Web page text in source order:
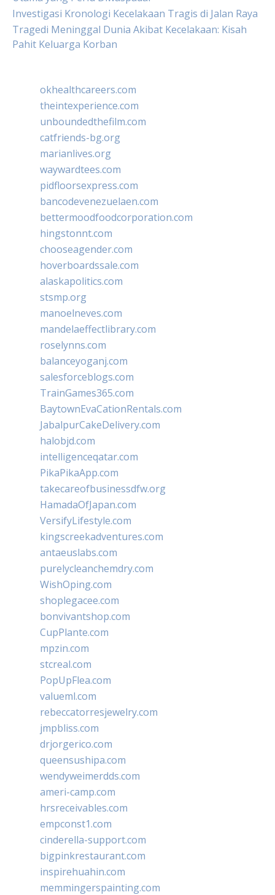
Investigasi Kronologi Kecelakaan Tragis di Jalan Raya
Tragedi Meninggal Dunia Akibat Kecelakaan: Kisah
Pahit Keluarga Korban
okhealthcareers.com
theintexperience.com
unboundedthefilm.com
catfriends-bg.org
marianlives.org
waywardtees.com
pidfloorsexpress.com
bancodevenezuelaen.com
bettermoodfoodcorporation.com
hingstonnt.com
chooseagender.com
hoverboardssale.com
alaskapolitics.com
stsmp.org
manoelneves.com
mandelaeffectlibrary.com
roselynns.com
balanceyoganj.com
salesforceblogs.com
TrainGames365.com
BaytownEvaCationRentals.com
JabalpurCakeDelivery.com
halobjd.com
intelligenceqatar.com
PikaPikaApp.com
takecareofbusinessdfw.org
HamadaOfJapan.com
VersifyLifestyle.com
kingscreekadventures.com
antaeuslabs.com
purelycleanchemdry.com
WishOping.com
shoplegacee.com
bonvivantshop.com
CupPlante.com
mpzin.com
stcreal.com
PopUpFlea.com
valueml.com
rebeccatorresjewelry.com
jmpbliss.com
drjorgerico.com
queensushipa.com
wendyweimerdds.com
ameri-camp.com
hrsreceivables.com
empconst1.com
cinderella-support.com
bigpinkrestaurant.com
inspirehuahin.com
memmingerspainting.com